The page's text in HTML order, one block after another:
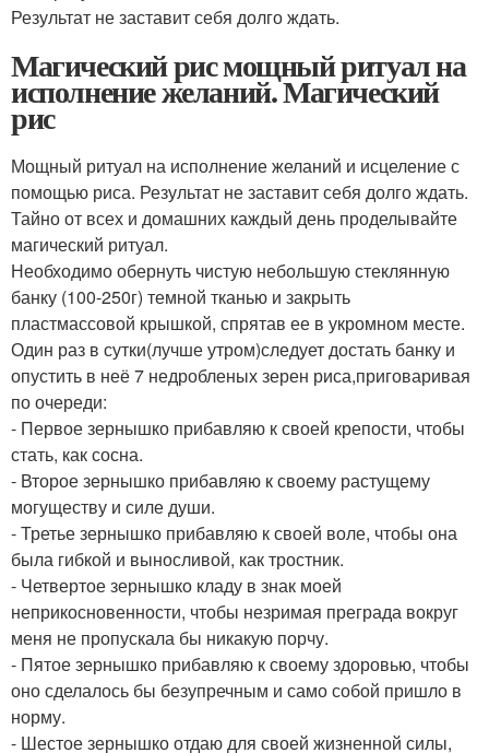
Результат не заставит себя долго ждать.
Магический рис мощный ритуал на
исполнение желаний. Магический
рис
Мощный ритуал на исполнение желаний и исцеление с
помощью риса. Результат не заставит себя долго ждать.
Тайно от всех и домашних каждый день проделывайте
магический ритуал.
Необходимо обернуть чистую небольшую стеклянную
банку (100-250г) темной тканью и закрыть
пластмассовой крышкой, спрятав ее в укромном месте.
Один раз в сутки(лучше утром)следует достать банку и
опустить в неё 7 недробленых зерен риса,приговаривая
по очереди:
- Первое зернышко прибавляю к своей крепости, чтобы
стать, как сосна.
- Второе зернышко прибавляю к своему растущему
могуществу и силе души.
- Третье зернышко прибавляю к своей воле, чтобы она
была гибкой и выносливой, как тростник.
- Четвертое зернышко кладу в знак моей
неприкосновенности, чтобы незримая преграда вокруг
меня не пропускала бы никакую порчу.
- Пятое зернышко прибавляю к своему здоровью, чтобы
оно сделалось бы безупречным и само собой пришло в
норму.
- Шестое зернышко отдаю для своей жизненной силы,